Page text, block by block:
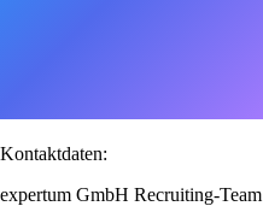
Kontaktdaten:
expertum GmbH Recruiting-Team